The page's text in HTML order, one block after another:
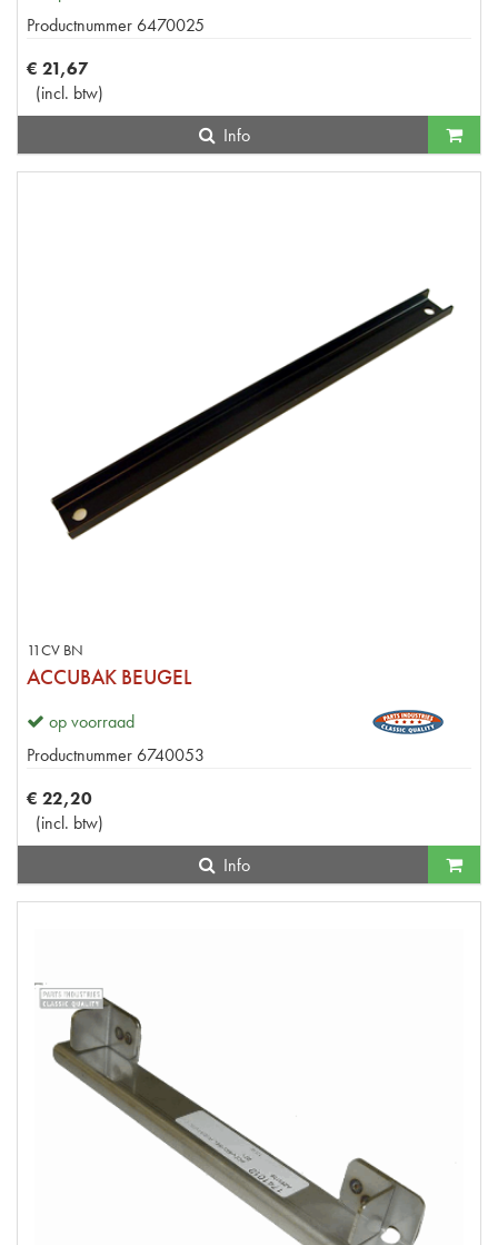
Productnummer 6470025
€ 21,67
(incl. btw)
Info
11CV BN
ACCUBAK BEUGEL
op voorraad
Productnummer 6740053
€ 22,20
(incl. btw)
Info